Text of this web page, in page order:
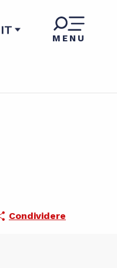
Accessibilité
IT
MENU
Condividere